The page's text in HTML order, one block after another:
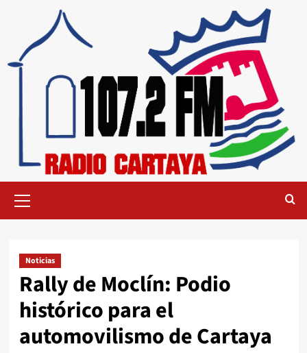
Noticias
Rally de Moclín: Podio
histórico para el
automovilismo de Cartaya